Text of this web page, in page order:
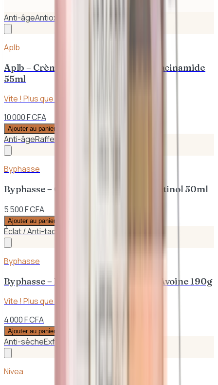
Anti-âgeAntioxidant
Aplb
Aplb – Crème Visage Antioxydant Niacinamide
55ml
Vite ! Plus que
10 000 F CFA
Ajouter au panier
Anti-âgeRaffermissant
Byphasse
Byphasse – Crème Anti – Rides au Rétinol 50ml
5 500 F CFA
Ajouter au panier
Éclat / Anti-taches
Byphasse
Byphasse – Lait Unifiant à l'Extrait d'Avoine 190g
Vite ! Plus que
4 000 F CFA
Ajouter au panier
Anti-sècheExfoliant
Nivea